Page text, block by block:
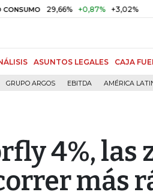
29,66% +0,87% +3,02% DTF
ASUNTOS LEGALES CAJA
GRUPO ARGOS EBITDA AMÉRICA
4%, las
más